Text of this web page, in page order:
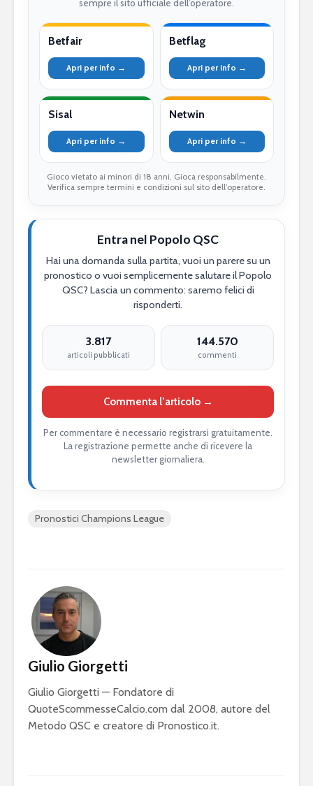
sempre il sito ufficiale dell’operatore.
Betfair
Apri per info →
Betflag
Apri per info →
Sisal
Apri per info →
Netwin
Apri per info →
Gioco vietato ai minori di 18 anni. Gioca responsabilmente.
Verifica sempre termini e condizioni sul sito dell’operatore.
Entra nel Popolo QSC
Hai una domanda sulla partita, vuoi un parere su un
pronostico o vuoi semplicemente salutare il Popolo
QSC? Lascia un commento: saremo felici di
risponderti.
3.817
articoli pubblicati
144.570
commenti
Commenta l’articolo →
Per commentare è necessario registrarsi gratuitamente.
La registrazione permette anche di ricevere la
newsletter giornaliera.
Pronostici Champions League
Giulio Giorgetti
Giulio Giorgetti — Fondatore di
QuoteScommesseCalcio.com dal 2008, autore del
Metodo QSC e creatore di Pronostico.it.